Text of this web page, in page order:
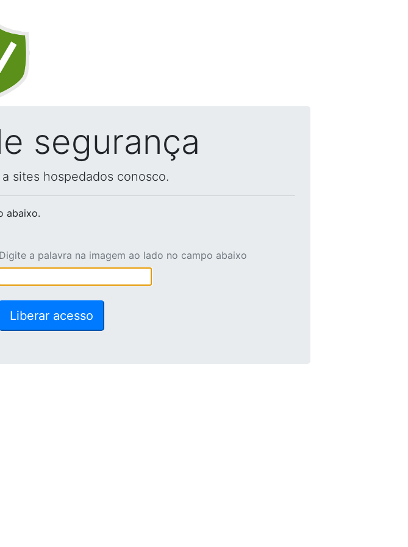
segurança
sites hospedados conosco.
abaixo.
Digite a palavra na imagem ao lado no campo abaixo